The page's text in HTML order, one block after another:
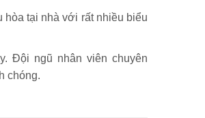
tại nhà với rất nhiều biểu
Đội ngũ nhân viên chuyên
chóng.